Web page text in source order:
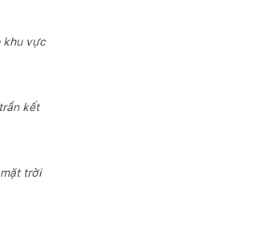
khu vực
kết
trời